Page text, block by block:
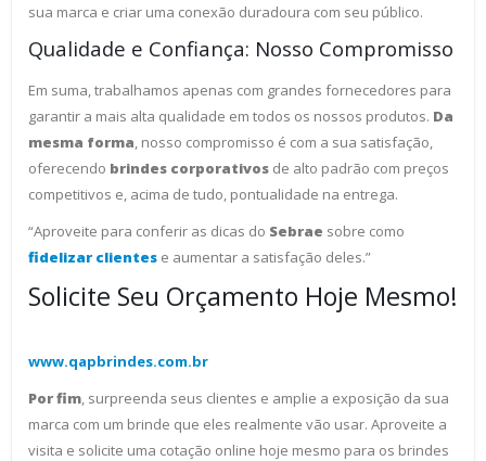
sua marca e criar uma conexão duradoura com seu público.
Qualidade e Confiança: Nosso Compromisso
Em suma, trabalhamos apenas com grandes fornecedores para
garantir a mais alta qualidade em todos os nossos produtos. Da
mesma forma , nosso compromisso é com a sua satisfação,
oferecendo brindes corporativos de alto padrão com preços
competitivos e, acima de tudo, pontualidade na entrega.
“Aproveite para conferir as dicas do Sebrae sobre como
fidelizar clientes e aumentar a satisfação deles.”
Solicite Seu Orçamento Hoje Mesmo!
www.qapbrindes.com.br
Por fim , surpreenda seus clientes e amplie a exposição da sua
marca com um brinde que eles realmente vão usar. Aproveite a
visita e solicite uma cotação online hoje mesmo para os brindes